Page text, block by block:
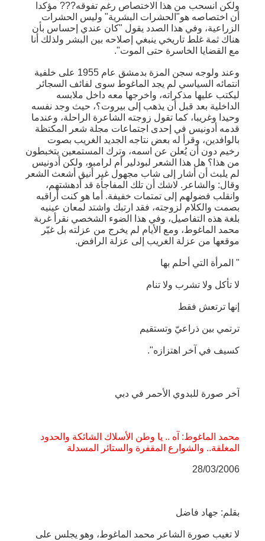
ولكن انسحب من هذا الاختصاص رغم تفوقه??? مؤكدا
أن اختصاصه هو"الحشرات البشرية" وليس الحشرات
الزراعية، وفي هذا الصدد يقول "كان عندي إحساس بأن
هناك ثمة غلط تاريخي ينبغي إصلاحه بين البشر ولذلك أنا
مع القضايا الخاسرة حتى الموت".
وعند ولوجه سجن المزة بدمشق عام 1955 على خلفية
انتمائه السياسي لم يجد الماغوط سوى لفائف السجائر
ليكتب عليها مذكراته، واخرجها معه داخل ملابسه
الداخلية بعد قبل أن يذهب إلى بيروت؟، حيث وجد نفسه
وحيدا وغريبا، كما تقول زوجته الشاعرة الراحلة، وعندما
قدمه أدونيس في إحدى اجتماعات مجلة شعر المكتظة
بالوافدين، وقرأ له بعض نتاجه الجديد الغريب بصوت
رخيم دون أن يُعلن عن اسمه، وترك المستمعين يتخبطون
من هذا؟ هل هذا الشعر لبودلير أم لرامبو، ولكن أدونيس
لم يلبث أن أشار إلى شاب مجهول غير أنيق أشعث الشعر
وقال: والشاعر. لاشك أن تلك المفاجأة قد أدهشتهم،
وانقلب فضولهم إلى تمتمات خفيفة. أما هو كنت أراقبه
بصمت والكلام لزوجته، فقد ارتبك واشتد لمعان عينيه
بلغة هذه التفاصيل، وفي هذا الضوء الشخصي نقرأ غربة
محمد الماغوط، ومع الأيام لم يخرج من عزلته بل غيّر
موقعها من عزلة الغريب إلى عزلة الرافض.
" المرأة التي أحلم بها
لا تأكل ولا تشرب ولا تنام
إنها ترتعش فقط
ترتمي بين ذراعيّ وتستقيم
كسيف في آخر اهتزازه".
آخر صورة للبدوي الأحمر في دبي
محمد الماغوط: آه .. يا وطن الأسلاك الشائكة والحدود
المغلقة.. والشوارع المقفرة والستائر المسدلة
28/03/2006
بقلم: جهاد فاضل
لا تغيب صورة الشاعر محمد الماغوط، وهو يجلس على